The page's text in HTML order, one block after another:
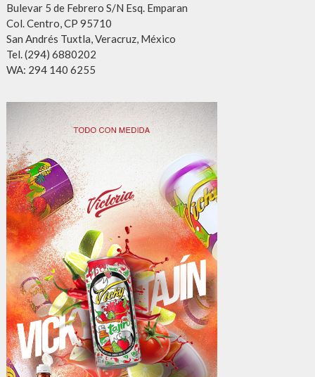
Bulevar 5 de Febrero S/N Esq. Emparan
Col. Centro, CP 95710
San Andrés Tuxtla, Veracruz, México
Tel. (294) 6880202
WA: 294 140 6255